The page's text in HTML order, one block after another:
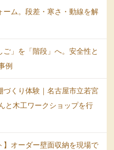
ーム。段差・寒さ・動線を解
ご」を「階段」へ。安全性と
例
づくり体験｜名古屋市立若宮
と木工ワークショップを行
】オーダー壁面収納を現場で